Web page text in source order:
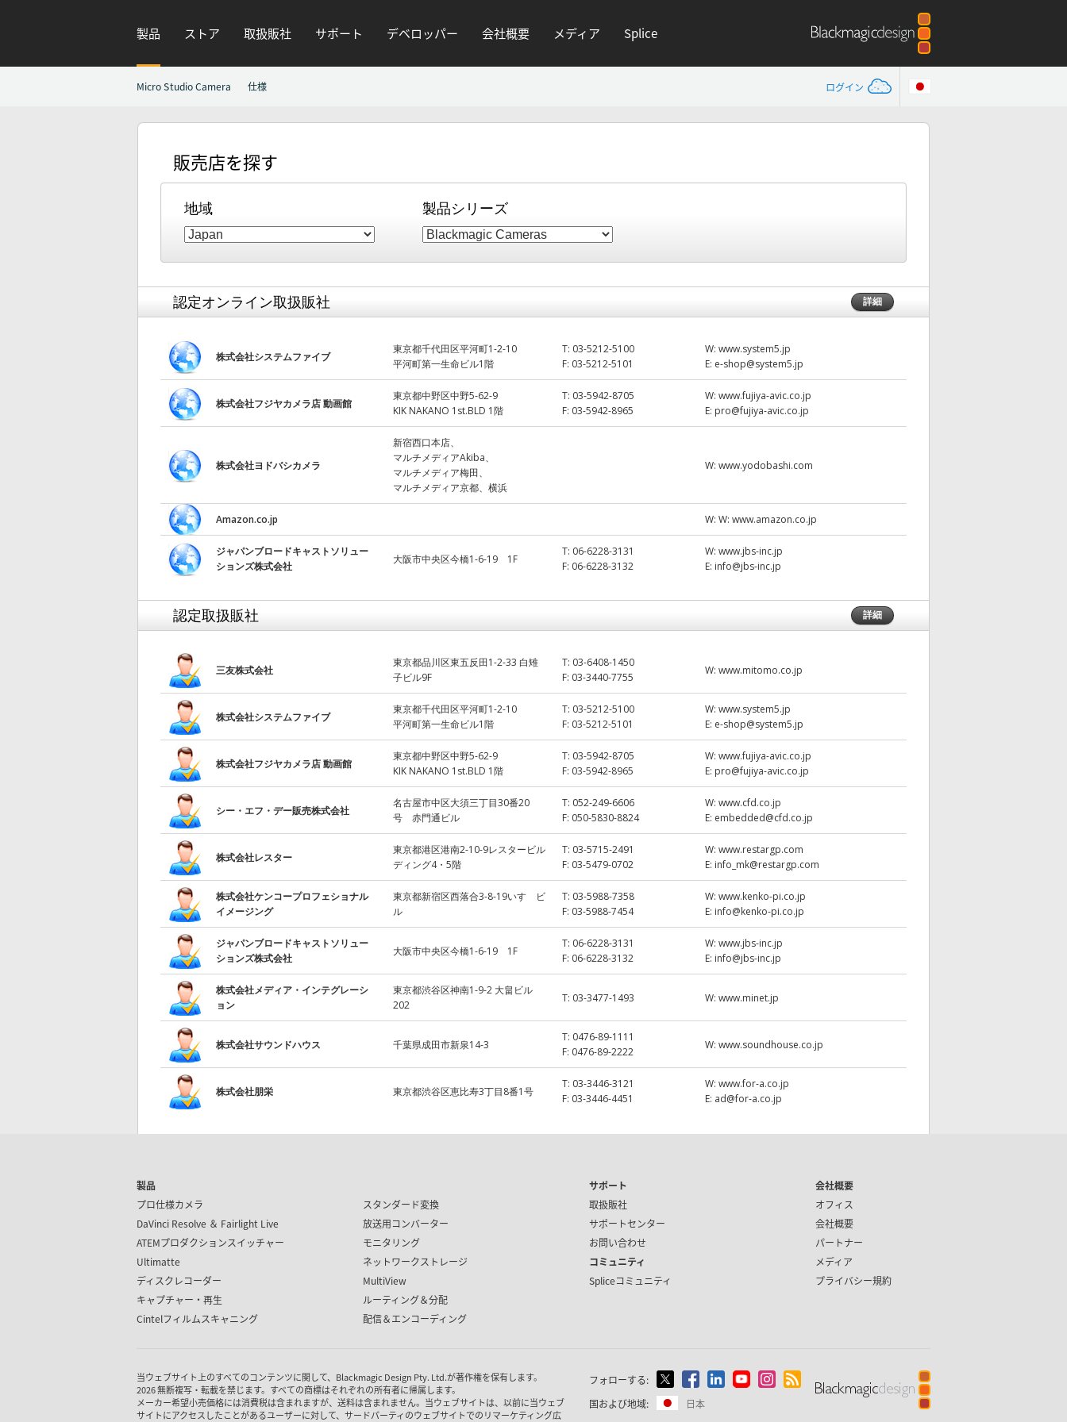
製品 ストア 取扱販社 サポート デベロッパー 会社概要 メディア Splice
ログイン
Micro Studio Camera 仕様
販売店を探す
地域 製品シリーズ
認定オンライン取扱販社 詳細
株式会社システムファイブ
東京都千代田区平河町1-2-10
平河町第一生命ビル1階
T: 03-5212-5100
F: 03-5212-5101
W:www.system5.jp
E: e-shop@system5.jp
株式会社フジヤカメラ店 動画館
東京都中野区中野5-62-9
KIK NAKANO 1st.BLD 1階
T: 03-5942-8705
F: 03-5942-8965
W:www.fujiya-avic.co.jp
E: pro@fujiya-avic.co.jp
株式会社ヨドバシカメラ
新宿西口本店、
マルチメディアAkiba、
マルチメディア梅田、
マルチメディア京都、横浜
W:www.yodobashi.com
Amazon.co.jp W:W: www.amazon.co.jp
ジャパンブロードキャストソリュー
ションズ株式会社
大阪市中央区今橋1-6-19 1F
T: 06-6228-3131
F: 06-6228-3132
W:www.jbs-inc.jp
E: info@jbs-inc.jp
認定取扱販社 詳細
三友株式会社
東京都品川区東五反田1-2-33 白雉
子ビル9F
T: 03-6408-1450
F: 03-3440-7755
W:www.mitomo.co.jp
株式会社システムファイブ
東京都千代田区平河町1-2-10
平河町第一生命ビル1階
T: 03-5212-5100
F: 03-5212-5101
W:www.system5.jp
E: e-shop@system5.jp
株式会社フジヤカメラ店 動画館
東京都中野区中野5-62-9
KIK NAKANO 1st.BLD 1階
T: 03-5942-8705
F: 03-5942-8965
W:www.fujiya-avic.co.jp
E: pro@fujiya-avic.co.jp
シー・エフ・デー販売株式会社
名古屋市中区大須三丁目30番20
号 赤門通ビル
T: 052-249-6606
F: 050-5830-8824
W:www.cfd.co.jp
E: embedded@cfd.co.jp
株式会社レスター
東京都港区港南2-10-9レスタービル
ディング4・5階
T: 03-5715-2491
F: 03-5479-0702
W:www.restargp.com
E: info_mk@restargp.com
株式会社ケンコープロフェショナル
イメージング
東京都新宿区西落合3-8-19いすゞビ
ル
T: 03-5988-7358
F: 03-5988-7454
W:www.kenko-pi.co.jp
E: info@kenko-pi.co.jp
ジャパンブロードキャストソリュー
ションズ株式会社
大阪市中央区今橋1-6-19 1F
T: 06-6228-3131
F: 06-6228-3132
W:www.jbs-inc.jp
E: info@jbs-inc.jp
株式会社メディア・インテグレーシ
ョン
東京都渋谷区神南1-9-2 大畠ビル
202
T: 03-3477-1493 W:www.minet.jp
株式会社サウンドハウス 千葉県成田市新泉14-3
T: 0476-89-1111
F: 0476-89-2222
W:www.soundhouse.co.jp
株式会社朋栄 東京都渋谷区恵比寿3丁目8番1号
T: 03-3446-3121
F: 03-3446-4451
W:www.for-a.co.jp
E: ad@for-a.co.jp
製品
プロ仕様カメラ
DaVinci Resolve ＆ Fairlight Live
ATEMプロダクションスイッチャー
Ultimatte
ディスクレコーダー
キャプチャー・再生
Cintelフィルムスキャニング
スタンダード変換
放送用コンバーター
モニタリング
ネットワークストレージ
MultiView
ルーティング＆分配
配信＆エンコーディング
サポート
取扱販社
サポートセンター
お問い合わせ
コミュニティ
Spliceコミュニティ
会社概要
オフィス
会社概要
パートナー
メディア
プライバシー規約
当ウェブサイト上のすべてのコンテンツに関して、Blackmagic Design Pty. Ltd.が著作権を保有します。
2026 無断複写・転載を禁じます。すべての商標はそれぞれの所有者に帰属します。
メーカー希望小売価格には消費税は含まれますが、送料は含まれません。当ウェブサイトは、以前に当ウェブ
サイトにアクセスしたことがあるユーザーに対して、サードパーティのウェブサイトでのリマーケティング広
フォローする:
国および地域:
日本